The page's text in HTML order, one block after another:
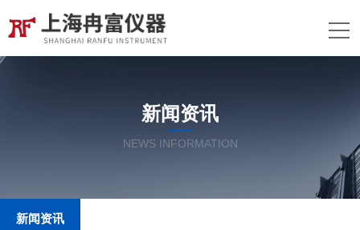
新闻资讯
NEWS INFORMATION
新闻资讯